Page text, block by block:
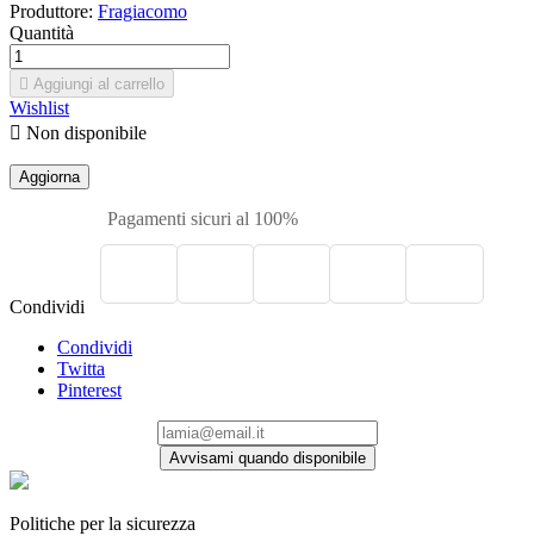
Produttore: Fragiacomo
Quantità
 Aggiungi al carrello
Wishlist
 Non disponibile
Pagamenti sicuri al 100%
Condividi
Condividi
Twitta
Pinterest
Avvisami quando disponibile
Politiche per la sicurezza